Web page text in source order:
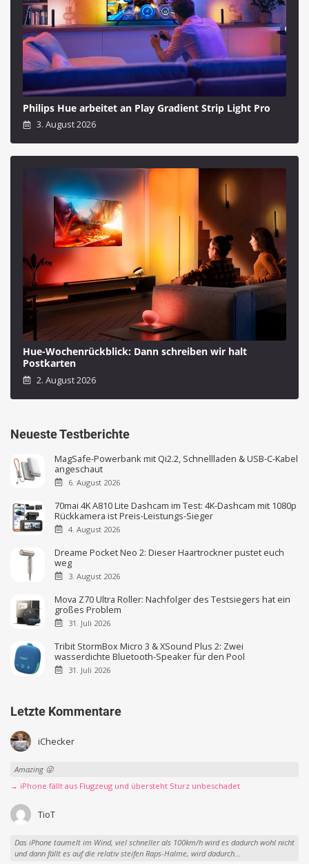
Philips Hue arbeitet an Play Gradient Strip Light Pro
3. August 2026
Hue-Wochenrückblick: Dann schreiben wir halt
Postkarten
2. August 2026
Neueste Testberichte
MagSafe-Powerbank mit Qi2.2, Schnellladen & USB-C-Kabel
angeschaut
6. August 2026
70mai 4K A810 Lite Dashcam im Test: 4K-Dashcam mit 1080p
Rückkamera ist Preis-Leistungs-Sieger
4. August 2026
Dreame Pocket Neo 2: Dieser Haartrockner pustet euch
weg
3. August 2026
Mova Z70 Ultra Roller: Nachfolger des Testsiegers hat ein
großes Problem
31. Juli 2026
Tribit StormBox Micro 3 & XSound Plus 2: Zwei
wasserdichte Bluetooth-Speaker für den Pool
31. Juli 2026
Letzte Kommentare
iChecker
Amazing 😜
→ iPhone fällt aus Flugzeug und übersteht Sturz unbeschadet
TioT
Das iPhone taumelt im Wind, viel schneller als 100km/h wird es dadurch wohl nicht
und dann fällt es auf die relativ steifen Raps-Halme, wird dadurch...